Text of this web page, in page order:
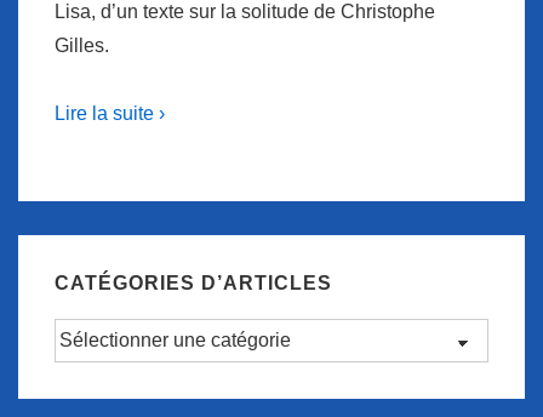
Lisa, d’un texte sur la solitude de Christophe
Gilles.
Lire la suite ›
CATÉGORIES D’ARTICLES
Catégories